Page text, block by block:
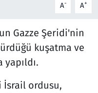
A- A+
Gazze Şeridi'nin
kuşatma ve
İsrail ordusu,